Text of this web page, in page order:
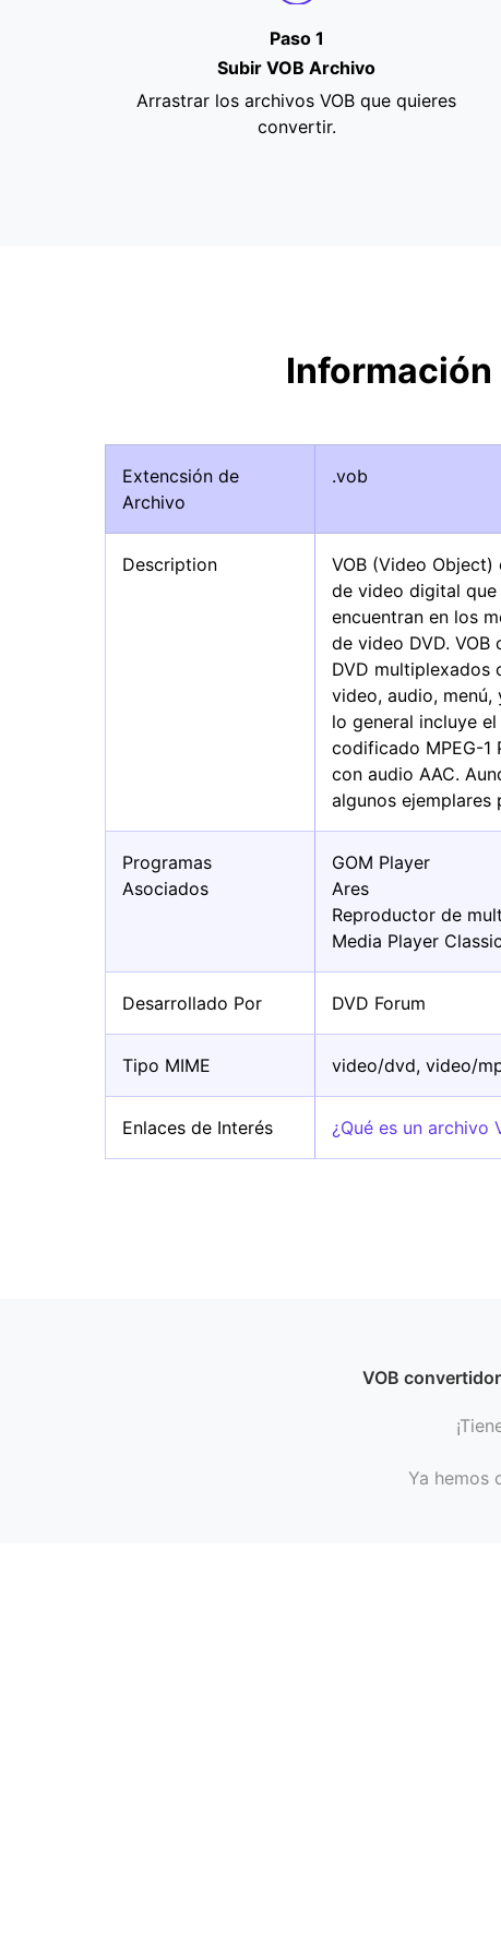
Paso 1
Subir VOB Archivo
Arrastrar los archivos VOB que quieres
convertir.
Información
Extencsión de
Archivo
.vob
Description
VOB (Video
de video digital que
encuentran en los
de video DVD.
DVD multiplexados
video, audio,
lo general incluye
codificado MPEG-1
con audio AAC.
algunos ejemplares
Programas
Asociados
GOM Player
Ares
Reproductor de
Media Player Classic
Desarrollado Por DVD Forum
Tipo MIME video/dvd, video/
Enlaces de Interés ¿Qué es un archivo
VOB convertidor
Ya hemos